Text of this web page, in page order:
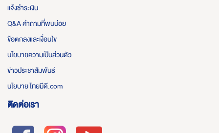
แจ้งชำระเงิน
Q&A คำถามที่พบบ่อย
ข้อตกลงและเงื่อนไข
นโยบายความเป็นส่วนตัว
ข่าวประชาสัมพันธ์
นโยบาย ไทยมีดี.com
ติดต่อเรา